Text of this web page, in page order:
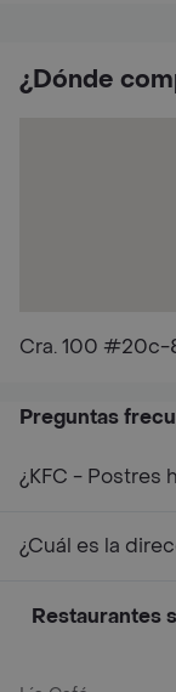
¿Dónde
Cra. 100 #20c-
Preguntas
¿KFC - Postres
¿Cuál es la
Restaurantes